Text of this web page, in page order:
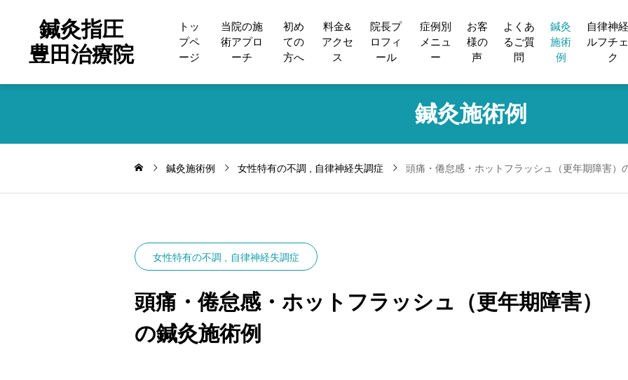
鍼灸指圧
豊田治療院
トッ
プペ
ージ
当院の施
術アプロ
ーチ
初め
ての
方へ
料金&
アクセ
ス
院長プ
ロフィ
ール
症例別
メニュ
ー
お客
様の
声
よくあ
るご質
問
鍼灸
施術
例
自律神
ルフチ
ク
鍼灸施術例
鍼灸施術例 女性特有の不調 自律神経失調症 頭痛・倦怠感・ホットフラッシュ（更年期障害）
女性特有の不調 自律神経失調症
頭痛・倦怠感・ホットフラッシュ（更年期障害）
の鍼灸施術例